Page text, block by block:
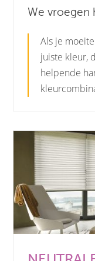
We vroegen
Als je
juiste kleur,
helpende